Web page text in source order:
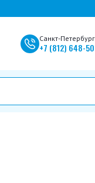
Санкт-Петербург
+7 (812) 648-